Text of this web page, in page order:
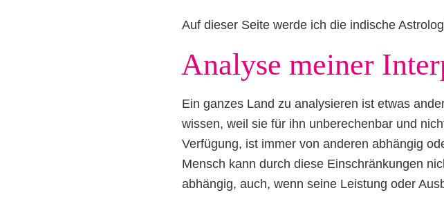
Auf dieser Seite werde ich die indische
Analyse meiner
Ein ganzes Land zu analysieren ist etwas
wissen, weil sie für ihn unberechenbar und
Verfügung, ist immer von anderen abhängig
Mensch kann durch diese Einschränkungen
abhängig, auch, wenn seine Leistung oder